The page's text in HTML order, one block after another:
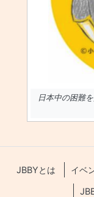
日本中の困難
JBBYとは イベ